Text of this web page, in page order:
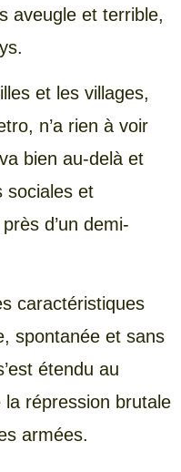
aveugle et terrible,
et les villages,
n’a rien à voir
bien au-delà et
sociales et
d’un demi-
caractéristiques
spontanée et sans
étendu au
répression brutale
armées.